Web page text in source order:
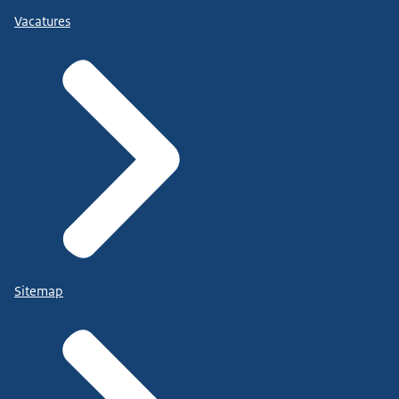
Vacatures
Sitemap